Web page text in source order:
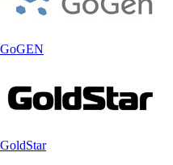
GoGEN
GoldStar